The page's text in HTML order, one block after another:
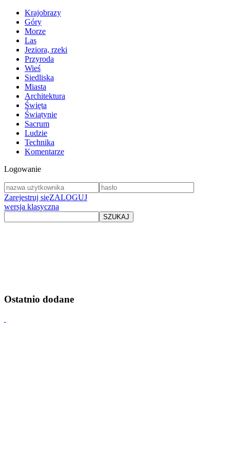
Krajobrazy
Góry
Morze
Las
Jeziora, rzeki
Przyroda
Wieś
Siedliska
Miasta
Architektura
Święta
Świątynie
Sacrum
Ludzie
Technika
Komentarze
Logowanie
Zarejestruj sięZALOGUJ
wersja klasyczna
Ostatnio dodane